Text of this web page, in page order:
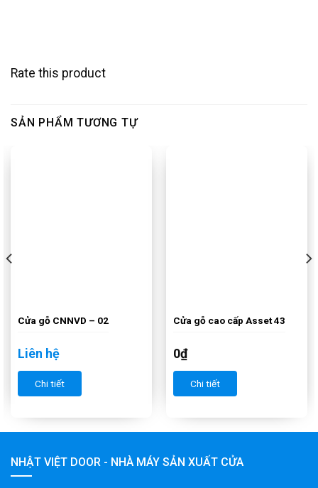
Rate this product
SẢN PHẨM TƯƠNG TỰ
Cửa gỗ CNNVD – 02
Liên hệ
Chi tiết
Cửa gỗ cao cấp Asset 43
0₫
Chi tiết
NHẬT VIỆT DOOR - NHÀ MÁY SẢN XUẤT CỬA